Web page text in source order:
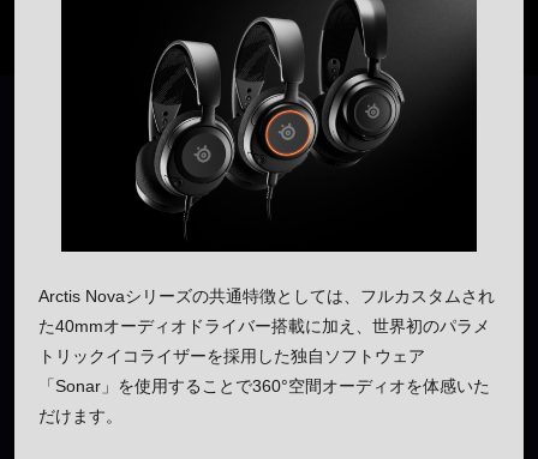
Arctis Novaシリーズの共通特徴としては、フルカスタムされ
た40mmオーディオドライバー搭載に加え、世界初のパラメ
トリックイコライザーを採用した独自ソフトウェア
「Sonar」を使用することで360°空間オーディオを体感いた
だけます。